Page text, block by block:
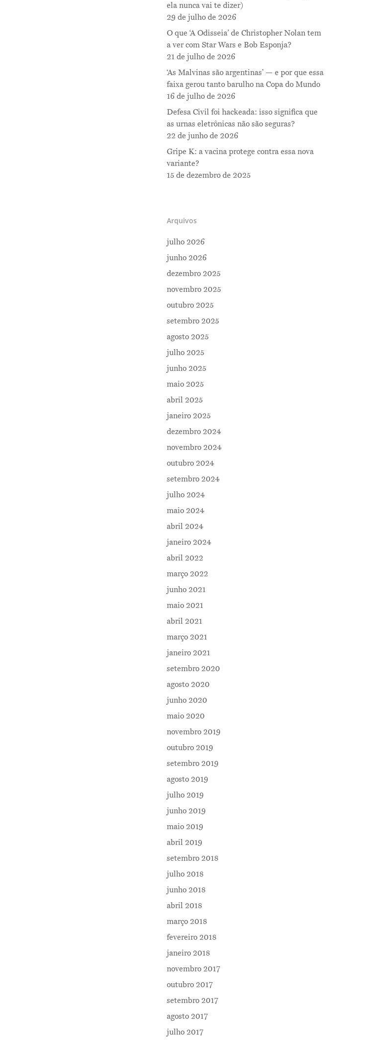
ela nunca vai te dizer)
29 de julho de 2026
O que ‘A Odisseia’ de Christopher Nolan tem
a ver com Star Wars e Bob Esponja?
21 de julho de 2026
‘As Malvinas são argentinas’ — e por que essa
faixa gerou tanto barulho na Copa do Mundo
16 de julho de 2026
Defesa Civil foi hackeada: isso significa que
as urnas eletrônicas não são seguras?
22 de junho de 2026
Gripe K: a vacina protege contra essa nova
variante?
15 de dezembro de 2025
Arquivos
julho 2026
junho 2026
dezembro 2025
novembro 2025
outubro 2025
setembro 2025
agosto 2025
julho 2025
junho 2025
maio 2025
abril 2025
janeiro 2025
dezembro 2024
novembro 2024
outubro 2024
setembro 2024
julho 2024
maio 2024
abril 2024
janeiro 2024
abril 2022
março 2022
junho 2021
maio 2021
abril 2021
março 2021
janeiro 2021
setembro 2020
agosto 2020
junho 2020
maio 2020
novembro 2019
outubro 2019
setembro 2019
agosto 2019
julho 2019
junho 2019
maio 2019
abril 2019
setembro 2018
julho 2018
junho 2018
abril 2018
março 2018
fevereiro 2018
janeiro 2018
novembro 2017
outubro 2017
setembro 2017
agosto 2017
julho 2017